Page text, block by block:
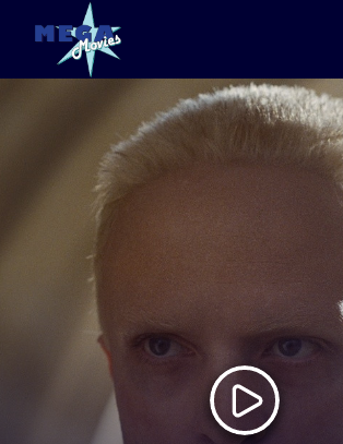
Zum Hauptinhalt springen